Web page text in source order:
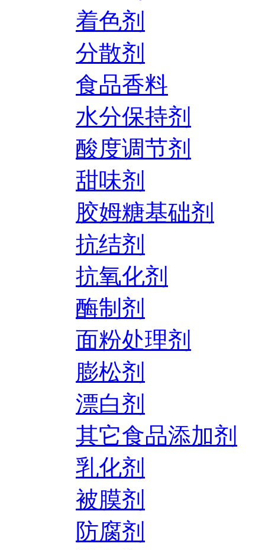
着色剂
分散剂
食品香料
水分保持剂
酸度调节剂
甜味剂
胶姆糖基础剂
抗结剂
抗氧化剂
酶制剂
面粉处理剂
膨松剂
漂白剂
其它食品添加剂
乳化剂
被膜剂
防腐剂